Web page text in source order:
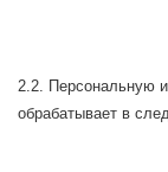
2.2. Персональную
обрабатывает в